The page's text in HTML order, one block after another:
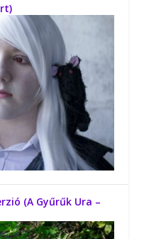
(A Gyűrűk Ura –